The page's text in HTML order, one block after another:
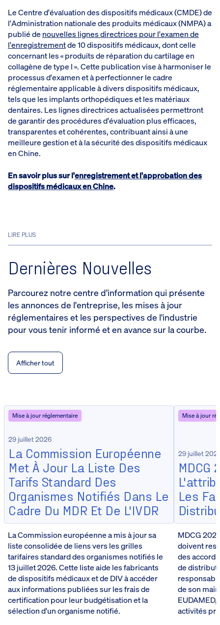
Le Centre d'évaluation des dispositifs médicaux (CMDE) de
l'Administration nationale des produits médicaux (NMPA) a
publié de nouvelles lignes directrices pour l'examen de
l'enregistrementde 10 dispositifs médicaux, dont celle
concernant les « produits de réparation du cartilage en
collagène de type I ». Cette publication vise à harmoniser le
processus d'examen et à perfectionner le cadre
réglementaire applicable à divers dispositifs médicaux,
tels que les implants orthopédiques et les matériaux
dentaires. Les lignes directrices actualisées permettront
de garantir des procédures d'évaluation plus efficaces,
transparentes et cohérentes, contribuant ainsi à une
meilleure gestion et à la sécurité des dispositifs médicaux
en Chine.
En savoir plus sur l'enregistrement et l'approbation des
dispositifs médicaux en Chine.
LIRE PLUS
Dernières Nouvelles
Parcourez notre centre d'information qui présente
les annonces de l'entreprise, les mises à jour
réglementaires et les perspectives de l'industrie
pour vous tenir informé et en avance sur la courbe.
Afficher tout
Mise à jour réglementaire
29 juillet 2026
La Commission Européenne
Met À Jour La Liste Des
Tarifs Standard Des
Organismes Notifiés Dans Le
Cadre Du MDR Et De L'IVDR
La Commission européenne a mis à jour sa
liste consolidée de liens vers les grilles
tarifaires standard des organismes notifiés le
13 juillet 2026. Cette liste aide les fabricants
de dispositifs médicaux et de DIV à accéder
aux informations publiées sur les frais de
certification pour leur budgétisation et la
sélection d'un organisme notifié.
Mise à jour
29 juillet
MDCG
Les
MDCG
doivent
des
de
de son
activités